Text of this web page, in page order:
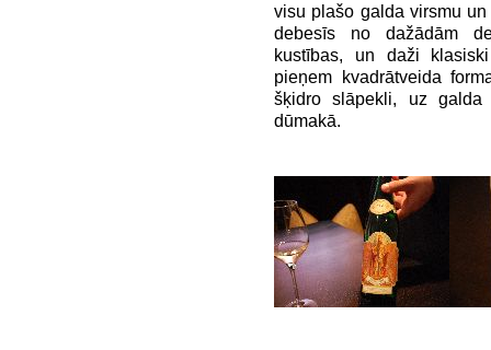
visu plašo galda virsmu
debesīs no dažādām
kustības, un daži
pieņem kvadrātveida
šķidro slāpekli, uz
dūmakā.